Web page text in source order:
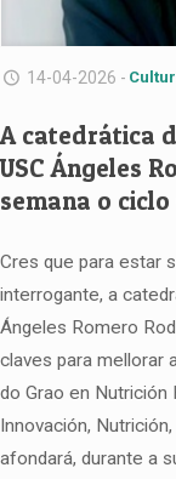
14-04-2026 -
A catedrática
USC Ángeles
semana o
Cres que para estar
interrogante, a
Ángeles Romero
claves para mellorar
do Grao en
Innovación,
afondará, durante a